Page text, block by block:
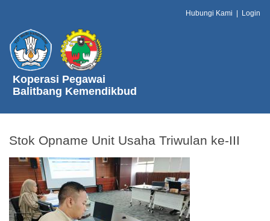
Hubungi Kami Login
Koperasi Pegawai
Balitbang Kemendikbud
Stok Opname Unit Usaha Triwulan ke-III